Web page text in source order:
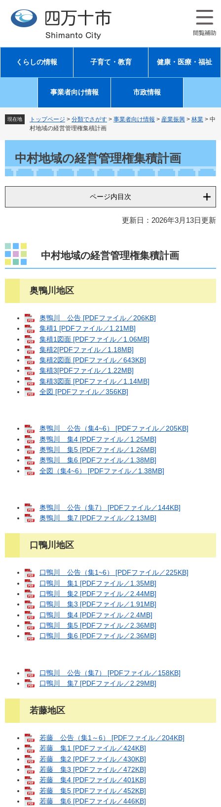
先
す
を
し
文
くらしの情報 子育て・教育 健康・医療・福祉
事業者向け情報 市政情報
現在地 トップページ > 分類でさがす > 事業者向け情報 > 産業振興 > 林業 > 中
村地域の経営管理権集積計画
中村地域の経営管理権集積計画
ページ内目次
更新日：2026年3月13日更新
中村地域の経営管理権集積計画
奥鴨川地区
奥鴨川 公告 [PDFファイル／206KB]
集積1 [PDFファイル／1.21MB]
集積1図面 [PDFファイル／1.06MB]
集積2[PDFファイル／1.18MB]
集積2図面 [PDFファイル／643KB]
集積3[PDFファイル／1.22MB]
集積3図面 [PDFファイル／1.14MB]
全図 [PDFファイル／356KB]
奥鴨川 公告（集4~6） [PDFファイル／205KB]
奥鴨川 集4 [PDFファイル／1.25MB]
奥鴨川 集5 [PDFファイル／1.26MB]
奥鴨川 集6 [PDFファイル／1.38MB]
全図（集4~6） [PDFファイル／1.38MB]
奥鴨川 公告（集7） [PDFファイル／144KB]
奥鴨川 集7 [PDFファイル／2.13MB]
口鴨川地区
口鴨川 公告（集1~6） [PDFファイル／225KB]
口鴨川 集1 [PDFファイル／1.35MB]
口鴨川 集2 [PDFファイル／2.44MB]
口鴨川 集3 [PDFファイル／1.91MB]
口鴨川 集4 [PDFファイル／2.4MB]
口鴨川 集5 [PDFファイル／2.36MB]
口鴨川 集6 [PDFファイル／2.36MB]
口鴨川 公告（集7） [PDFファイル／158KB]
口鴨川 集7 [PDFファイル／2.29MB]
若藤地区
若藤 公告（集1～6） [PDFファイル／204KB]
若藤 集1 [PDFファイル／424KB]
若藤 集2 [PDFファイル／430KB]
若藤 集3 [PDFファイル／472KB]
若藤 集4 [PDFファイル／401KB]
若藤 集5 [PDFファイル／452KB]
若藤 集6 [PDFファイル／446KB]